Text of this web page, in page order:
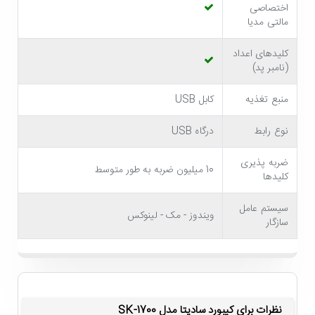
عنوان کلید میانبر قابل استفاده هستند. این ویژگی باعث شده
تاکیبورد باسیم سادیتا SK-1700
برای علاقه مندان به
تماشای فیلم و پخش موزیک کارایی بالایی داشته باشد.
کلیدهای نرم و روان با حروف فارسی
اگر در طول روز زیاد تایپ می کنید،
اختصاصی
مالتی مدیا
کلیدهای اعداد
(نامبر پد)
منبع تغذیه
کابل USB
نوع رابط
درگاه USB
ضربه پذیری
کلیدها
10 میلیون ضربه به طور متوسط
سیستم عامل
سازگار
ویندوز - مک - لینوکس
نظرات برای کیبورد سادیتا مدل SK-1700